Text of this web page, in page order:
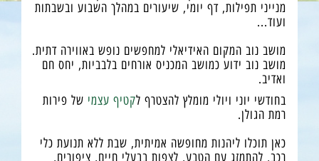
מנייני תפילות, דף יומי, שיעורים במהלך השבוע ובשבתות
ועוד...
מושב נוב המקום האידיאלי למחפשים נופש באווירה דתית.
מושב נוב ידוע כמושב המכניס אורחים בלבביות, יחס חם
ואדיב.
בחודשי יוני ויולי מומלץ להצטרף לקטיף עצמי של פירות
רמת הגולן.
כאן תוכלו ליהנות מחופשה אמיתית, שבת ללא תנועת כלי
רכב, להתמזג עם הטבע, לצפות בבעלי חיים, ציפורים,